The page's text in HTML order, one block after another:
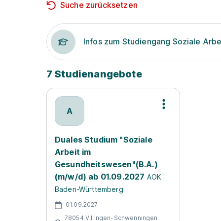
Suche zurücksetzen
Infos zum Studiengang Soziale
7 Studienangebote
A
Duales Studium "Soziale
Arbeit im
Gesundheitswesen"(B.A.)
(m/w/d) ab 01.09.2027 AOK
Baden-Württemberg
01.09.2027
78054 Villingen-Schwenningen